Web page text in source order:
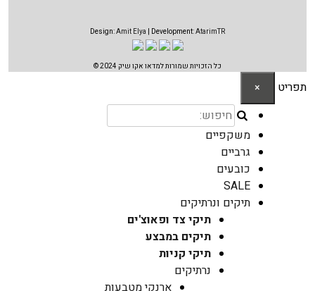
Design:Amit Elya | Development:AtarimTR
כל הזכויות שמורות למדאו אקו שיק 2024 ©
תפריט ×
משקפיים
גרביים
כובעים
SALE
תיקים ונרתיקים
תיקי צד ופאוצ'ים
תיקים במבצע
תיקי קניות
נרתיקים
ארנקי מטבעות